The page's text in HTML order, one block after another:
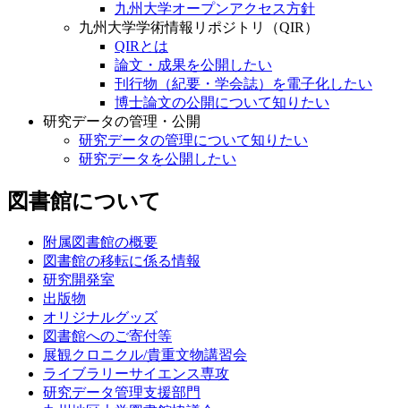
九州大学オープンアクセス方針
九州大学学術情報リポジトリ（QIR）
QIRとは
論文・成果を公開したい
刊行物（紀要・学会誌）を電子化したい
博士論文の公開について知りたい
研究データの管理・公開
研究データの管理について知りたい
研究データを公開したい
図書館について
附属図書館の概要
図書館の移転に係る情報
研究開発室
出版物
オリジナルグッズ
図書館へのご寄付等
展観クロニクル/貴重文物講習会
ライブラリーサイエンス専攻
研究データ管理支援部門